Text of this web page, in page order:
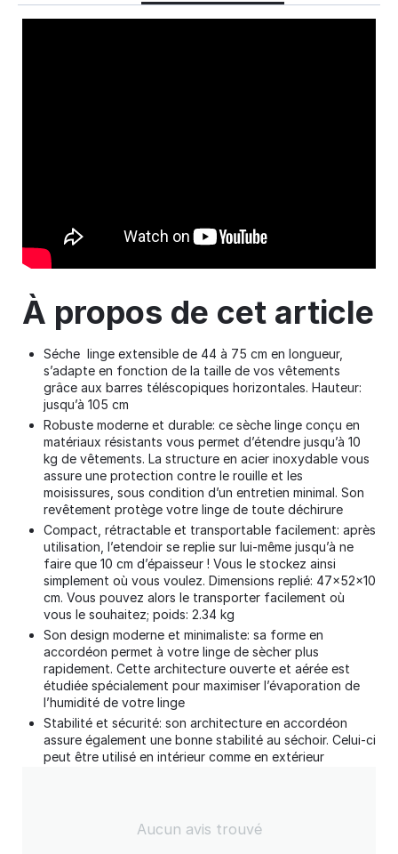
À propos de cet article
Séche linge extensible de 44 à 75 cm en longueur,
s’adapte en fonction de la taille de vos vêtements
grâce aux barres téléscopiques horizontales. Hauteur:
jusqu’à 105 cm
Robuste moderne et durable: ce sèche linge conçu en
matériaux résistants vous permet d’étendre jusqu’à 10
kg de vêtements. La structure en acier inoxydable vous
assure une protection contre le rouille et les
moisissures, sous condition d’un entretien minimal. Son
revêtement protège votre linge de toute déchirure
Compact, rétractable et transportable facilement: après
utilisation, l’etendoir se replie sur lui-même jusqu’à ne
faire que 10 cm d’épaisseur ! Vous le stockez ainsi
simplement où vous voulez. Dimensions replié: 47x52x10
cm. Vous pouvez alors le transporter facilement où
vous le souhaitez; poids: 2.34 kg
Son design moderne et minimaliste: sa forme en
accordéon permet à votre linge de sècher plus
rapidement. Cette architecture ouverte et aérée est
étudiée spécialement pour maximiser l’évaporation de
l’humidité de votre linge
Stabilité et sécurité: son architecture en accordéon
assure également une bonne stabilité au séchoir. Celui-ci
peut être utilisé en intérieur comme en extérieur
Aucun avis trouvé